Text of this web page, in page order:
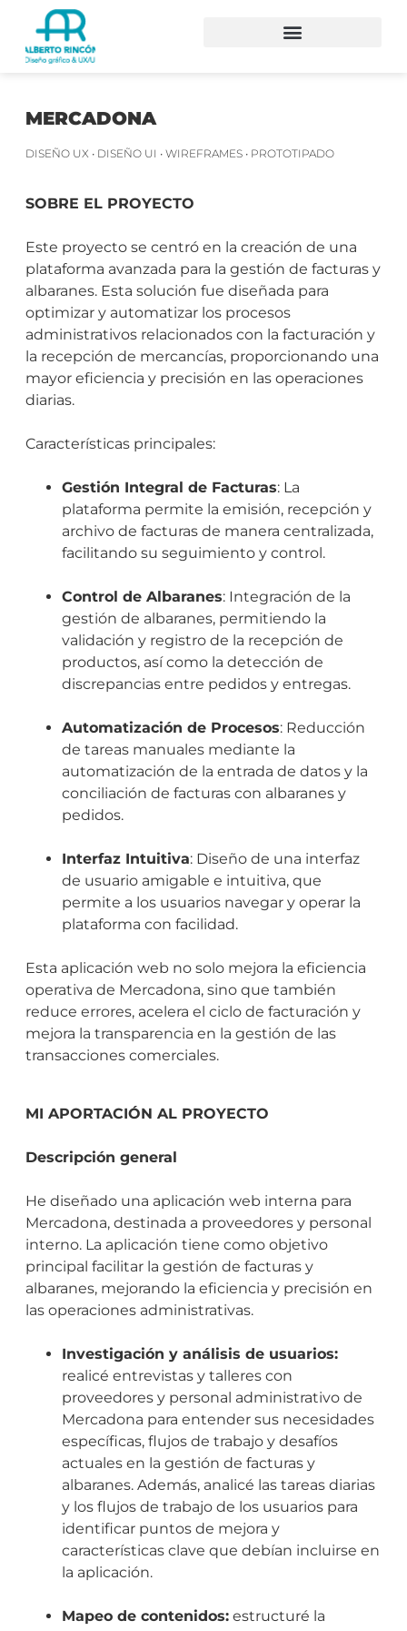
MERCADONA
DISEÑO UX • DISEÑO UI • WIREFRAMES • PROTOTIPADO
SOBRE EL PROYECTO
Este proyecto se centró en la creación de una
plataforma avanzada para la gestión de facturas y
albaranes. Esta solución fue diseñada para
optimizar y automatizar los procesos
administrativos relacionados con la facturación y
la recepción de mercancías, proporcionando una
mayor eficiencia y precisión en las operaciones
diarias.
Características principales:
Gestión Integral de Facturas: La
plataforma permite la emisión, recepción y
archivo de facturas de manera centralizada,
facilitando su seguimiento y control.
Control de Albaranes: Integración de la
gestión de albaranes, permitiendo la
validación y registro de la recepción de
productos, así como la detección de
discrepancias entre pedidos y entregas.
Automatización de Procesos: Reducción
de tareas manuales mediante la
automatización de la entrada de datos y la
conciliación de facturas con albaranes y
pedidos.
Interfaz Intuitiva: Diseño de una interfaz
de usuario amigable e intuitiva, que
permite a los usuarios navegar y operar la
plataforma con facilidad.
Esta aplicación web no solo mejora la eficiencia
operativa de Mercadona, sino que también
reduce errores, acelera el ciclo de facturación y
mejora la transparencia en la gestión de las
transacciones comerciales.
MI APORTACIÓN AL PROYECTO
Descripción general
He diseñado una aplicación web interna para
Mercadona, destinada a proveedores y personal
interno. La aplicación tiene como objetivo
principal facilitar la gestión de facturas y
albaranes, mejorando la eficiencia y precisión en
las operaciones administrativas.
Investigación y análisis de usuarios:
realicé entrevistas y talleres con
proveedores y personal administrativo de
Mercadona para entender sus necesidades
específicas, flujos de trabajo y desafíos
actuales en la gestión de facturas y
albaranes. Además, analicé las tareas diarias
y los flujos de trabajo de los usuarios para
identificar puntos de mejora y
características clave que debían incluirse en
la aplicación.
Mapeo de contenidos: estructuré la